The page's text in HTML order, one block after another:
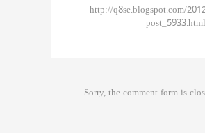
http://q8se.blogspot.com/
Sorry, the comment form is